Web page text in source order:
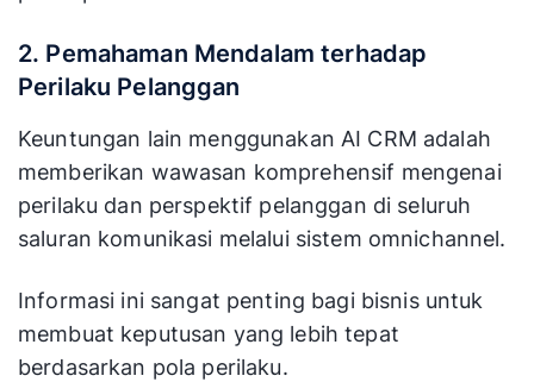
2. Pemahaman Mendalam terhadap
Perilaku Pelanggan
Keuntungan lain menggunakan AI CRM adalah
memberikan wawasan komprehensif mengenai
perilaku dan perspektif pelanggan di seluruh
saluran komunikasi melalui sistem omnichannel.
Informasi ini sangat penting bagi bisnis untuk
membuat keputusan yang lebih tepat
berdasarkan pola perilaku.